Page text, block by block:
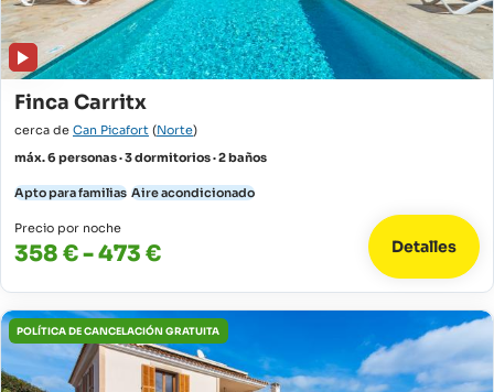
Finca Carritx
cerca de Can Picafort (Norte)
máx. 6 personas · 3 dormitorios · 2 baños
Apto para familias Aire acondicionado
Precio por noche
358 € - 473 € Detalles
POLÍTICA DE CANCELACIÓN GRATUITA